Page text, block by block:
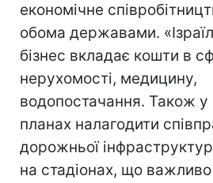
економічне
обома державами.
бізнес вкладає кошти в
нерухомості, медицину,
водопостачання. Також
планах налагодити
дорожньої
на стадіонах, що